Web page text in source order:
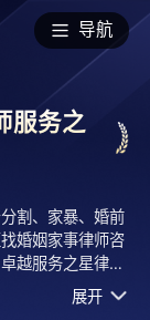
导航
服务之
割、家暴、婚前
婚姻家事律师咨
越服务之星律师
姓筑起一方公正
治区婚姻家事
展开